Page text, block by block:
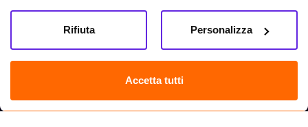
tuo utilizzo dei loro servizi.
Accetta tutti
Personalizza
Rifiuta
Farma.it S.a.s. P. IVA 07417261216 REA: NA-884088
CREDITS
Sede legale Via delle Repubbliche Marinare 128, 80147 Napoli